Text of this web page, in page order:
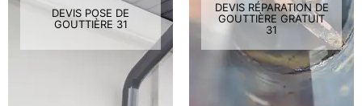
DEVIS POSE DE
GOUTTIÈRE 31
DEVIS RÉPARATION DE
GOUTTIÈRE GRATUIT
31